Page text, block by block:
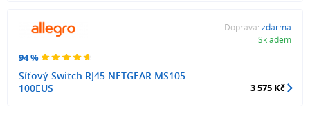
94 %
Síťový Switch RJ45 NETGEAR MS105-
100EUS
Doprava: zdarma
Skladem
3 575 Kč